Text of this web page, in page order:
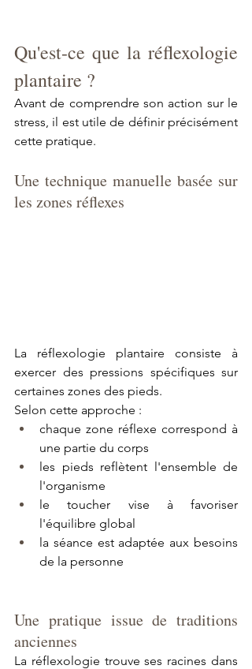
Qu'est-ce que la réflexologie
plantaire ?
Avant de comprendre son action sur le
stress, il est utile de définir précisément
cette pratique.
Une technique manuelle basée sur
les zones réflexes
La réflexologie plantaire consiste à
exercer des pressions spécifiques sur
certaines zones des pieds.
Selon cette approche :
chaque zone réflexe correspond à
une partie du corps
les pieds reflètent l'ensemble de
l'organisme
le toucher vise à favoriser
l'équilibre global
la séance est adaptée aux besoins
de la personne
Une pratique issue de traditions
anciennes
La réflexologie trouve ses racines dans